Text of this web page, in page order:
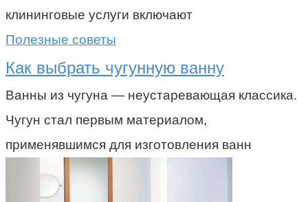
клининговые услуги включают
Полезные советы
Как выбрать чугунную ванну
Ванны из чугуна — неустаревающая классика.
Чугун стал первым материалом,
применявшимся для изготовления ванн